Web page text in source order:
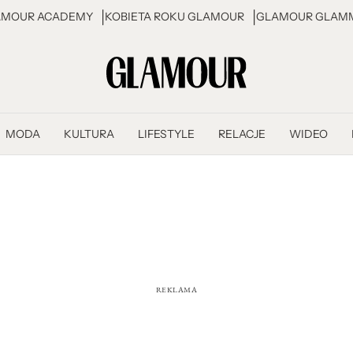
ACADEMY KOBIETA ROKU GLAMOUR GLAMOUR
MODA KULTURA LIFESTYLE RELACJE WIDEO